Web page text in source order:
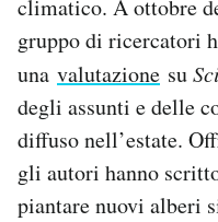
climatico. A ottobre
gruppo di ricercatori
una valutazione su
degli assunti e delle
diffuso nell’estate.
gli autori hanno
piantare nuovi alberi